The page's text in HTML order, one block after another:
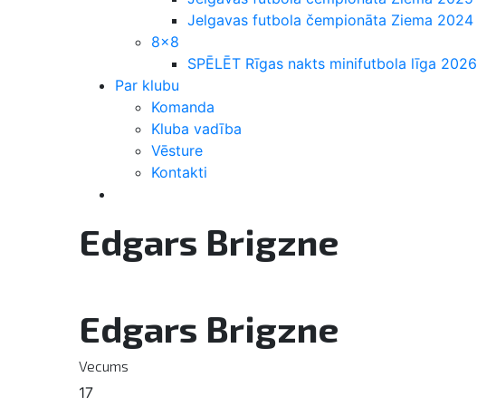
Jelgavas futbola čempionāta Ziema 2024
8×8
SPĒLĒT Rīgas nakts minifutbola līga 2026
Par klubu
Komanda
Kluba vadība
Vēsture
Kontakti
Edgars Brigzne
Edgars Brigzne
Vecums
17